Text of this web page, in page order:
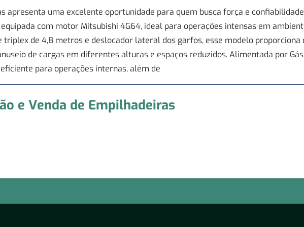
apresenta uma excelente oportunidade para quem busca força e
equipada com motor Mitsubishi 4G64, ideal para operações intensas em
triplex de 4,8 metros e deslocador lateral dos garfos, esse modelo proporciona
de cargas em diferentes alturas e espaços reduzidos. Alimentada por Gás
para operações internas, além de
e Venda de Empilhadeiras